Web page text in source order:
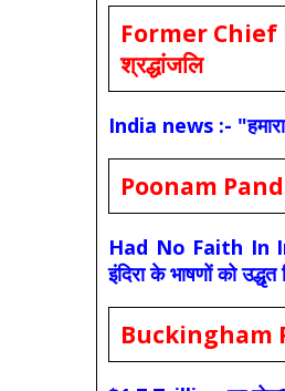
Former Chief
श्रद्धांजलि
India news :- "हमारा
Poonam
Had No Faith In
इंदिरा के भाषणों को उद्धृत
Buckingham